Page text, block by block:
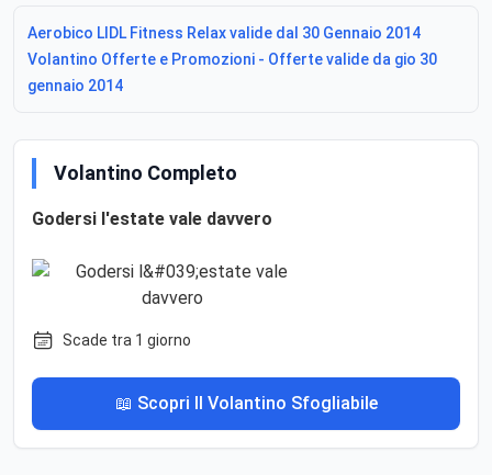
Aerobico LIDL Fitness Relax valide dal 30 Gennaio 2014
Volantino Offerte e Promozioni - Offerte valide da gio 30
gennaio 2014
Volantino Completo
Godersi l'estate vale davvero
Scade tra 1 giorno
📖 Scopri Il Volantino Sfogliabile